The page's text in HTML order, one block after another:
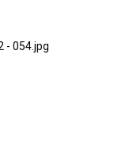
- 054.jpg